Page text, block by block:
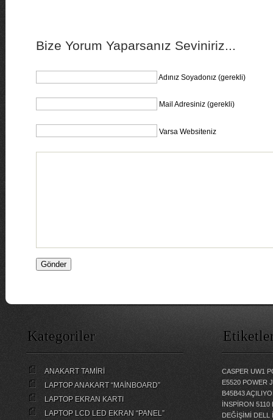
Bize Yorum Yaparsanız Seviniriz...
Adınız Soyadonız (gerekli)
Mail Adresiniz (gerekli)
Varsa Websiteniz
Kategoriler
ANAKART TAMİRİ
LAPTOP ANAKART “MAİNBOARD”
LAPTOP EKRAN KARTI
LAPTOP LCD LED EKRAN “PANEL”
CASPER UW1
E5520 POWER
B45B43
İNSPİRON
DEĞİŞİMİ
DELL